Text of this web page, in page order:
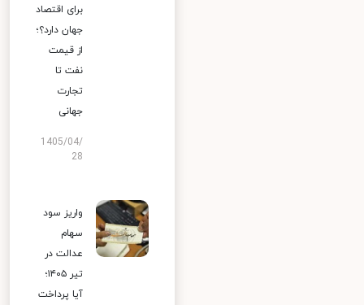
برای اقتصاد
جهان دارد؟؛
از قیمت
نفت تا
تجارت
جهانی
1405/04/
28
واریز سود
سهام
عدالت در
تیر ۱۴۰۵؛
آیا پرداخت